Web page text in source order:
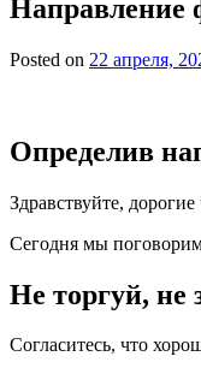
Направление
Posted on 22 апреля,
Определив
Здравствуйте,
Сегодня мы поговорим
Не торгуй, не
Согласитесь, что